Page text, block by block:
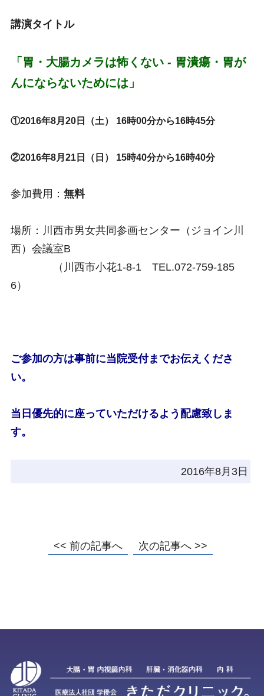
講演タイトル
「胃・大腸カメラは怖くない - 胃潰瘍・胃が
んにならないためには」
①2016年8月20日（土） 16時00分から16時45分
②2016年8月21日（日） 15時40分から16時40分
参加費用： 無料
場所：川西市男女共同参画センター（ジョイン川
西）会議室B
（川西市小花1-8-1 TEL.072-759-185
6）
ご参加の方は事前に当院受付までお伝えくださ
い。
当日優先的に座っていただけるよう配慮致しま
す。
2016年8月3日
<< 前の記事へ 次の記事へ >>